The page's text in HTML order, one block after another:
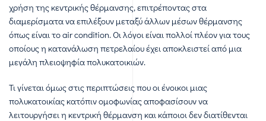
χρήση της κεντρικής θέρμανσης, επιτρέποντας στα
διαμερίσματα να επιλέξουν μεταξύ άλλων μέσων θέρμανσης
όπως είναι το air condition. Οι λόγοι είναι πολλοί πλέον για τους
οποίους η κατανάλωση πετρελαίου έχει αποκλειστεί από μια
μεγάλη πλειοψηφία πολυκατοικιών.
Τι γίνεται όμως στις περιπτώσεις που οι ένοικοι μιας
πολυκατοικίας κατόπιν ομοφωνίας αποφασίσουν να
λειτουργήσει η κεντρική θέρμανση και κάποιοι δεν διατίθενται